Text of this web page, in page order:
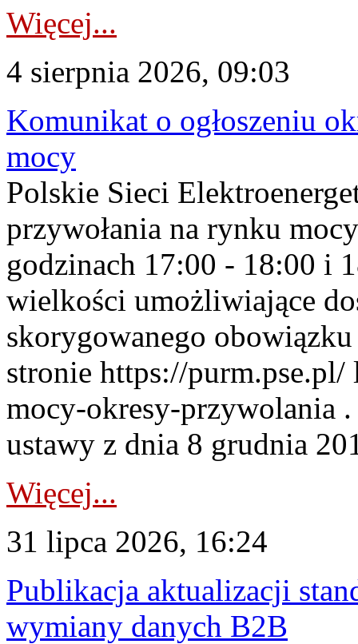
Więcej...
4 sierpnia 2026, 09:03
Komunikat o ogłoszeniu
mocy
Polskie Sieci
przywołania na rynku
godzinach 17:00 - 18:00 i
wielkości umożliwiające
skorygowanego
stronie https://
mocy-okresy-przywolania
ustawy z dnia 8 grudnia
Więcej...
31 lipca 2026, 16:24
Publikacja aktualizacji
wymiany danych B2B